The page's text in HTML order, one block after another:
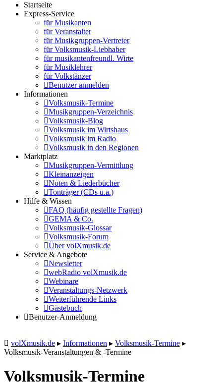
Startseite
Express-Service
für Musikanten
für Veranstalter
für Musikgruppen-Vertreter
für Volksmusik-Liebhaber
für musikantenfreundl. Wirte
für Musiklehrer
für Volkstänzer
Benutzer anmelden
Informationen
Volksmusik-Termine
Musikgruppen-Verzeichnis
Volksmusik-Blog
Volksmusik im Wirtshaus
Volksmusik im Radio
Volksmusik in den Regionen
Marktplatz
Musikgruppen-Vermittlung
Kleinanzeigen
Noten & Liederbücher
Tonträger (CDs u.a.)
Hilfe & Wissen
FAQ (häufig gestellte Fragen)
GEMA & Co.
Volksmusik-Glossar
Volksmusik-Forum
Über volXmusik.de
Service & Angebote
Newsletter
webRadio volXmusik.de
Webinare
Veranstaltungs-Netzwerk
Weiterführende Links
Gästebuch
Benutzer-Anmeldung
volXmusik.de ▸ Informationen ▸ Volksmusik-Termine ▸
Volksmusik-Veranstaltungen & -Termine
Volksmusik-Termine